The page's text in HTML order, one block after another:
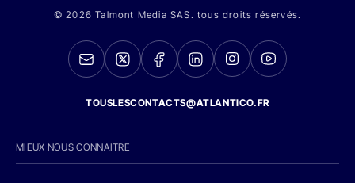
© 2026 Talmont Media SAS. tous droits réservés.
TOUSLESCONTACTS@ATLANTICO.FR
MIEUX NOUS CONNAITRE